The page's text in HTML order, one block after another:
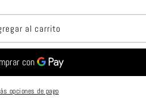
al carrito
opciones de pago